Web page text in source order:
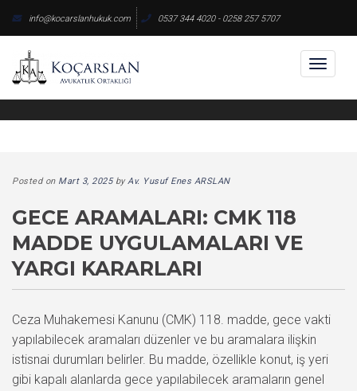
content
info@kocarslanhukuk.com 0537 344 4020 - 0258 257 5707
Posted on Mart 3, 2025byAv. Yusuf Enes ARSLAN
GECE ARAMALARI: CMK 118
MADDE UYGULAMALARI VE
YARGI KARARLARI
Ceza Muhakemesi Kanunu (CMK) 118. madde, gece vakti
yapılabilecek aramaları düzenler ve bu aramalara ilişkin
istisnai durumları belirler. Bu madde, özellikle konut, iş yeri
gibi kapalı alanlarda gece yapılabilecek aramaların genel